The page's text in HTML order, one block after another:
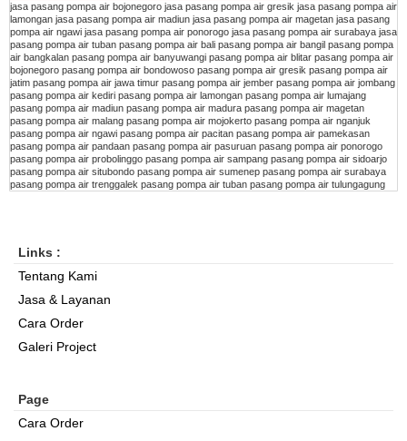
jasa pasang pompa air bojonegoro jasa pasang pompa air gresik jasa pasang pompa air
lamongan jasa pasang pompa air madiun jasa pasang pompa air magetan jasa pasang
pompa air ngawi jasa pasang pompa air ponorogo jasa pasang pompa air surabaya jasa
pasang pompa air tuban pasang pompa air bali pasang pompa air bangil pasang pompa
air bangkalan pasang pompa air banyuwangi pasang pompa air blitar pasang pompa air
bojonegoro pasang pompa air bondowoso pasang pompa air gresik pasang pompa air
jatim pasang pompa air jawa timur pasang pompa air jember pasang pompa air jombang
pasang pompa air kediri pasang pompa air lamongan pasang pompa air lumajang
pasang pompa air madiun pasang pompa air madura pasang pompa air magetan
pasang pompa air malang pasang pompa air mojokerto pasang pompa air nganjuk
pasang pompa air ngawi pasang pompa air pacitan pasang pompa air pamekasan
pasang pompa air pandaan pasang pompa air pasuruan pasang pompa air ponorogo
pasang pompa air probolinggo pasang pompa air sampang pasang pompa air sidoarjo
pasang pompa air situbondo pasang pompa air sumenep pasang pompa air surabaya
pasang pompa air trenggalek pasang pompa air tuban pasang pompa air tulungagung
Links :
Tentang Kami
Jasa & Layanan
Cara Order
Galeri Project
Page
Cara Order